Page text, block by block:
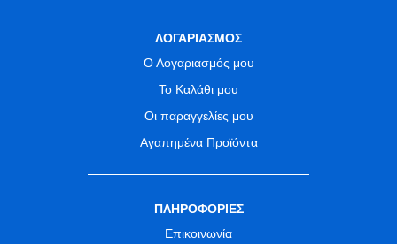
ΛΟΓΑΡΙΑΣΜΟΣ
Ο Λογαριασμός μου
Το Καλάθι μου
Οι παραγγελίες μου
Αγαπημένα Προϊόντα
ΠΛΗΡΟΦΟΡΙΕΣ
Επικοινωνία